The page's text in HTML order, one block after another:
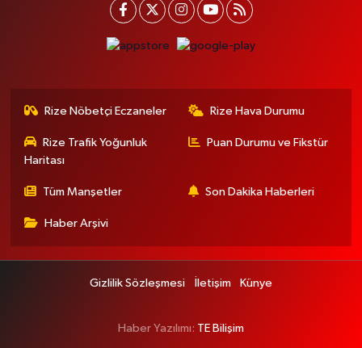
Rize Nöbetçi Eczaneler Rize Hava Durumu
Rize Trafik Yoğunluk
Haritası
Puan Durumu ve Fikstür
Tüm Manşetler Son Dakika Haberleri
Haber Arşivi
Gizlilik Sözleşmesi İletişim Künye
Haber Yazılımı: TE Bilişim